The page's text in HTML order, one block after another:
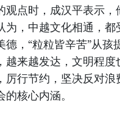
观点时，成汉平表示
为，中越文化相通，
德，“粒粒皆辛苦”从
越来越发达，文明程
厉行节约，坚决反对
核心内涵。